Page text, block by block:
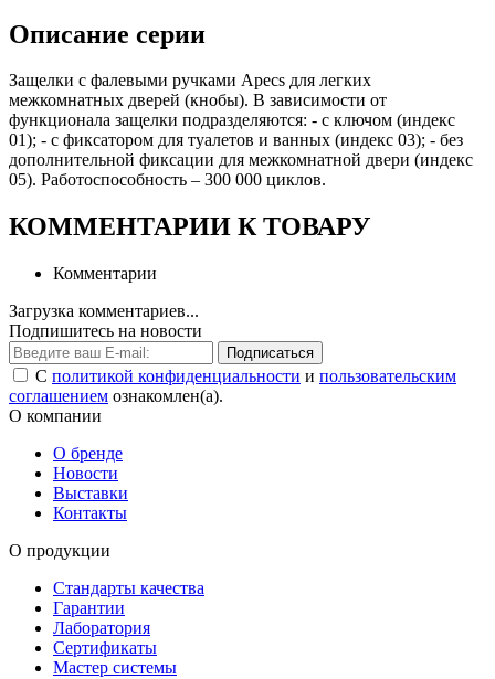
Описание серии
Защелки с фалевыми ручками Apecs для легких
межкомнатных дверей (кнобы). В зависимости от
функционала защелки подразделяются: - с ключом (индекс
01); - с фиксатором для туалетов и ванных (индекс 03); - без
дополнительной фиксации для межкомнатной двери (индекс
05). Работоспособность – 300 000 циклов.
КОММЕНТАРИИ К ТОВАРУ
Комментарии
Загрузка комментариев...
Подпишитесь на новости
Подписаться
С политикой конфиденциальности и пользовательским
соглашением ознакомлен(а).
О компании
О бренде
Новости
Выставки
Контакты
О продукции
Стандарты качества
Гарантии
Лаборатория
Сертификаты
Мастер системы